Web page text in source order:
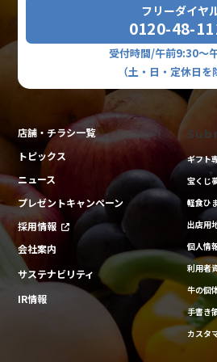
フリーダイヤ
0120-48-
受付時間/午前9:30～
（土・日・定休日を
店舗・チラシ一覧
トピックス
ニュース
プレゼントキャンペーン
採用情報
会社案内
サステナビリティ
IR情報
ギフト
宝くじ
軽食ひ
出店用
個人情
利用者
牛の個
手書き
カスタ